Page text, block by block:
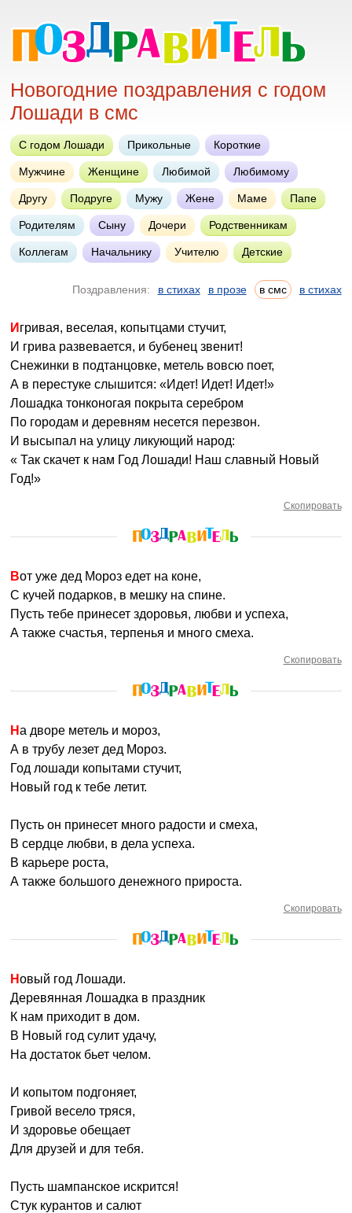
Новогодние поздравления с годом
Лошади в смс
С годом Лошади Прикольные Короткие
Мужчине Женщине Любимой Любимому
Другу Подруге Мужу Жене Маме Папе
Родителям Сыну Дочери Родственникам
Коллегам Начальнику Учителю Детские
Поздравления: в стихах в прозе в смс в стихах
Игривая, веселая, копытцами стучит,
И грива развевается, и бубенец звенит!
Снежинки в подтанцовке, метель вовсю поет,
А в перестуке слышится: «Идет! Идет! Идет!»
Лошадка тонконогая покрыта серебром
По городам и деревням несется перезвон.
И высыпал на улицу ликующий народ:
« Так скачет к нам Год Лошади! Наш славный Новый
Год!»
Скопировать
Вот уже дед Мороз едет на коне,
С кучей подарков, в мешку на спине.
Пусть тебе принесет здоровья, любви и успеха,
А также счастья, терпенья и много смеха.
Скопировать
На дворе метель и мороз,
А в трубу лезет дед Мороз.
Год лошади копытами стучит,
Новый год к тебе летит.
Пусть он принесет много радости и смеха,
В сердце любви, в дела успеха.
В карьере роста,
А также большого денежного прироста.
Скопировать
Новый год Лошади.
Деревянная Лошадка в праздник
К нам приходит в дом.
В Новый год сулит удачу,
На достаток бьет челом.
И копытом подгоняет,
Гривой весело тряся,
И здоровье обещает
Для друзей и для тебя.
Пусть шампанское искрится!
Стук курантов и салют